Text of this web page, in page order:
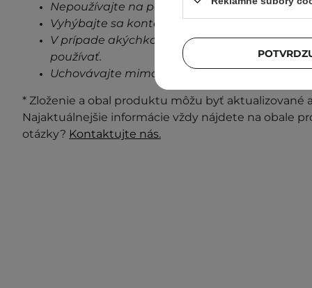
Nepoužívajte na poškodenú pokožku.
Vyhýbajte sa kontaktu s očami.
V prípade akýchkoľvek známok
používať.
Uchovávajte mimo dosahu detí.
* Zloženie a obal produktu môžu byť aktualizované
Najaktuálnejšie informácie vždy nájdete na obale
otázky? Kontaktujte nás.